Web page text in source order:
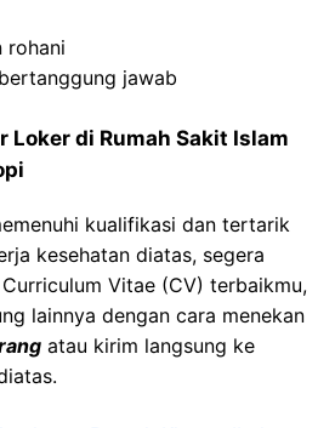
rohani
jawab
Loker di Rumah Sakit Islam
kualifikasi dan tertarik
kesehatan diatas, segera
Vitae (CV) terbaikmu,
lainnya dengan cara menekan
atau kirim langsung ke